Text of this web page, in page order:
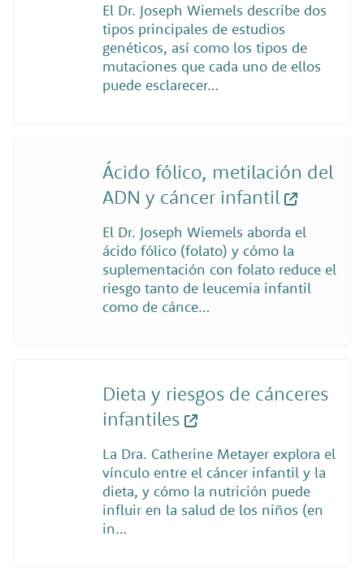
El Dr. Joseph Wiemels describe dos
tipos principales de estudios
genéticos, así como los tipos de
mutaciones que cada uno de ellos
puede esclarecer…
Ácido fólico, metilación del
ADN y cáncer infantil
El Dr. Joseph Wiemels aborda el
ácido fólico (folato) y cómo la
suplementación con folato reduce el
riesgo tanto de leucemia infantil
como de cánce…
Dieta y riesgos de cánceres
infantiles
La Dra. Catherine Metayer explora el
vínculo entre el cáncer infantil y la
dieta, y cómo la nutrición puede
influir en la salud de los niños (en
in…